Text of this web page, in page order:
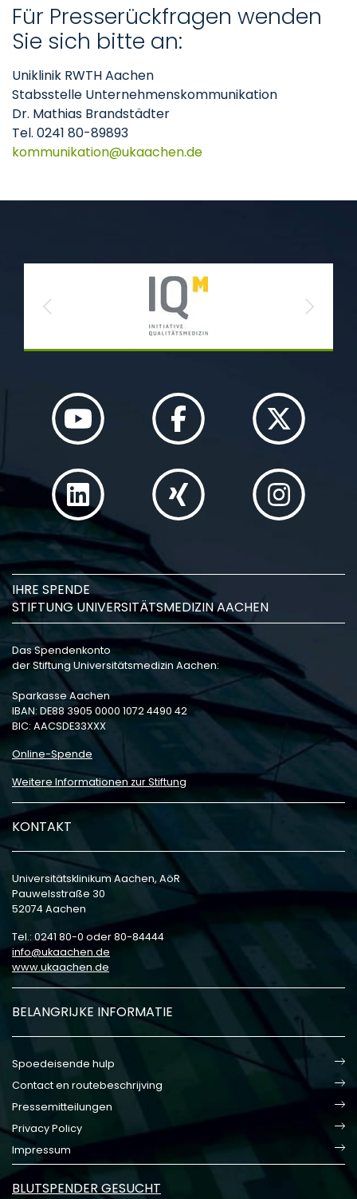
Für Presserückfragen wenden
Sie sich bitte an:
Uniklinik RWTH Aachen
Stabsstelle Unternehmenskommunikation
Dr. Mathias Brandstädter
Tel. 0241 80-89893
kommunikation
ukaachende
Previous Next
IHRE SPENDE
STIFTUNG UNIVERSITÄTSMEDIZIN AACHEN
Das Spendenkonto
der Stiftung Universitätsmedizin Aachen:
Sparkasse Aachen
IBAN: DE88 3905 0000 1072 4490 42
BIC: AACSDE33XXX
Online-Spende
Weitere Informationen zur Stiftung
KONTAKT
Universitätsklinikum Aachen, AöR
Pauwelsstraße 30
52074 Aachen
Tel.: 0241 80-0 oder 80-84444
info
ukaachen de
www.ukaachen.de
BELANGRIJKE INFORMATIE
Spoedeisende hulp
Contact en routebeschrijving
Pressemitteilungen
Privacy Policy
Impressum
BLUTSPENDER GESUCHT